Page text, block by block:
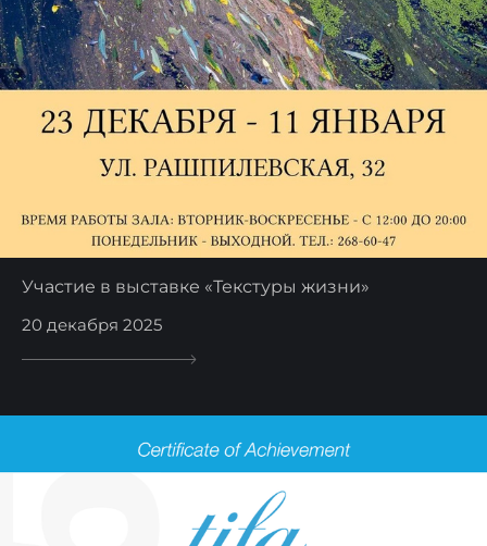
Участие в выставке «Текстуры жизни»
20 декабря 2025